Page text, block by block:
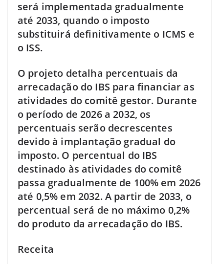
será implementada gradualmente
até 2033, quando o imposto
substituirá definitivamente o ICMS e
o ISS.
O projeto detalha percentuais da
arrecadação do IBS para financiar as
atividades do comitê gestor. Durante
o período de 2026 a 2032, os
percentuais serão decrescentes
devido à implantação gradual do
imposto. O percentual do IBS
destinado às atividades do comitê
passa gradualmente de 100% em 2026
até 0,5% em 2032. A partir de 2033, o
percentual será de no máximo 0,2%
do produto da arrecadação do IBS.
Receita